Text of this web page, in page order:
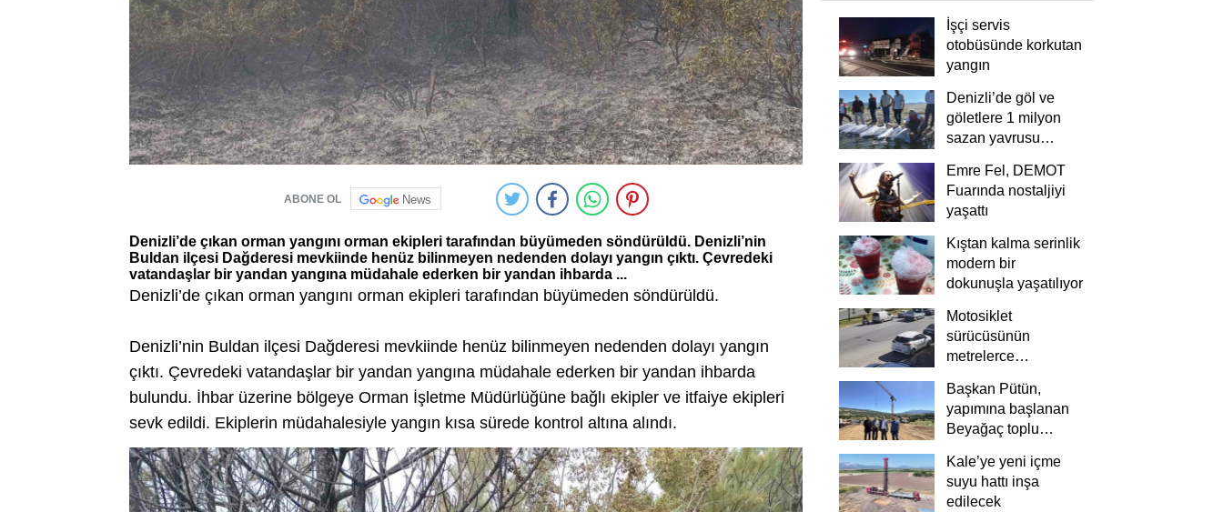
ABONE OL News
Denizli’de çıkan orman yangını orman ekipleri tarafından büyümeden söndürüldü. Denizli’nin
Buldan ilçesi Dağderesi mevkiinde henüz bilinmeyen nedenden dolayı yangın çıktı. Çevredeki
vatandaşlar bir yandan yangına müdahale ederken bir yandan ihbarda ...
Denizli’de çıkan orman yangını orman ekipleri tarafından büyümeden söndürüldü.
Denizli’nin Buldan ilçesi Dağderesi mevkiinde henüz bilinmeyen nedenden dolayı yangın
çıktı. Çevredeki vatandaşlar bir yandan yangına müdahale ederken bir yandan ihbarda
bulundu. İhbar üzerine bölgeye Orman İşletme Müdürlüğüne bağlı ekipler ve itfaiye ekipleri
sevk edildi. Ekiplerin müdahalesiyle yangın kısa sürede kontrol altına alındı.
İşçi servis
otobüsünde korkutan
yangın
Denizli’de göl ve
göletlere 1 milyon
sazan yavrusu
Emre Fel, DEMOT
Fuarında nostaljiyi
yaşattı
Kıştan kalma serinlik
modern bir
dokunuşla yaşatılıyor
Motosiklet
sürücüsünün
metrelerce
güvenlik
kamerasında
Başkan Pütün,
yapımına başlanan
Beyağaç toplu
Kale’ye yeni içme
suyu hattı inşa
edilecek